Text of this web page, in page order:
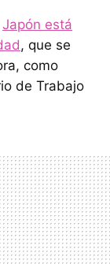
Japón está
, que se
como
de Trabajo